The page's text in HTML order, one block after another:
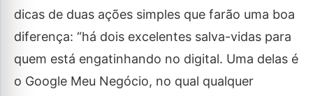
dicas de duas ações simples que farão uma boa
diferença: “há dois excelentes salva-vidas para
quem está engatinhando no digital. Uma delas é
o Google Meu Negócio, no qual qualquer